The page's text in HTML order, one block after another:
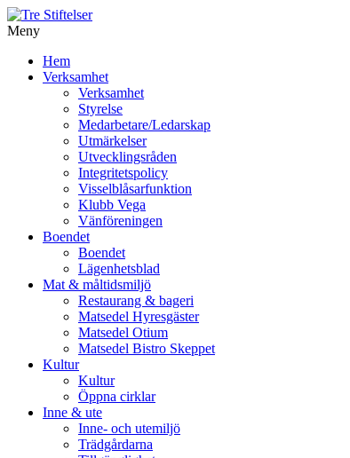
Meny
vidare
Hem
Verksamhet
Verksamhet
Styrelse
Medarbetare/Ledarskap
Utmärkelser
Utvecklingsråden
Integritetspolicy
Visselblåsarfunktion
Klubb Vega
Vänföreningen
Boendet
Boendet
Lägenhetsblad
Mat & måltidsmiljö
Restaurang & bageri
Matsedel Hyresgäster
Matsedel Otium
Matsedel Bistro Skeppet
Kultur
Kultur
Öppna cirklar
Inne & ute
Inne- och utemiljö
Trädgårdarna